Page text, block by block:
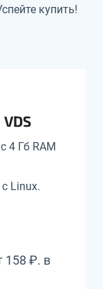
купить!
4 Гб RAM
Linux.
158 ₽. в